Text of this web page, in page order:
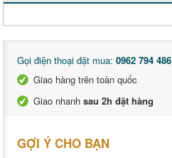
Gọi điện thoại đặt mua: 0962 794 486
Giao hàng trên toàn quốc
Giao nhanh sau 2h đặt hàng
GỢI Ý CHO BẠN